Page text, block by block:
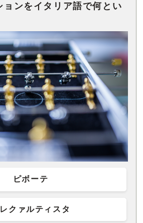
ョンをイタリア語で何とい
ピボーテ
レクァルティスタ